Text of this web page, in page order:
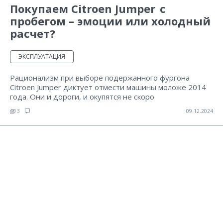
Покупаем Citroen Jumper с
пробегом – эмоции или холодный
расчет?
ЭКСПЛУАТАЦИЯ
Рационализм при выборе подержанного фургона
Citroen Jumper диктует отмести машины моложе 2014
года. Они и дороги, и окупятся не скоро
3 09.12.2024